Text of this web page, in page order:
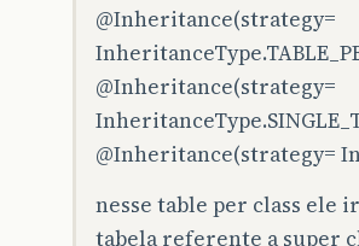
@Inheritance(strategy=
@Inheritance(strategy=
@Inheritance(strategy=
nesse table per class ele
tabela referente a super